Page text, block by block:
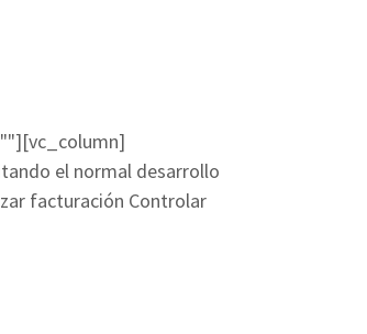
el normal desarrollo
facturación Controlar